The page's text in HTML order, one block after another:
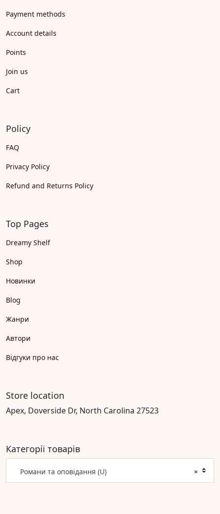
Payment methods
Account details
Points
Join us
Cart
Policy
FAQ
Privacy Policy
Refund and Returns Policy
Top Pages
Dreamy Shelf
Shop
Новинки
Blog
Жанри
Автори
Відгуки про нас
Store location
Apex, Doverside Dr, North Carolina 27523
Категорії товарів
×
Романи та оповідання (U)